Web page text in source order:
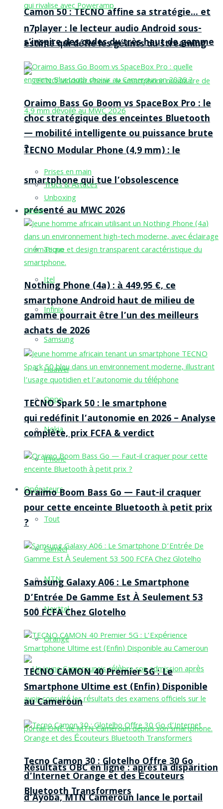
Camon 50 : TECNO affine sa stratégie… et
s’inspire des codes du très haut de gamme
TECNO Modular Phone (4,9 mm) : le
smartphone qui tue l’obsolescence
présenté au MWC 2026
Tecno
Itel
Infinix
Samsung
Huawei
Oppo
Nokia
iPhone
Opérateurs
Tout
Camtel
MTN
Nexttel
Orange
Résultats OBC en ligne : après la disparition
d’Ayoba, MTN Cameroun lance le portail
n7player : le lecteur audio Android sous-
estimé qui défie les géants du streaming
Oraimo Bass Go Boom vs SpaceBox Pro : le
choc stratégique des enceintes Bluetooth
— mobilité intelligente ou puissance brute
?
Prises en main
Trucs & Astuces
Unboxing
Revue
Nothing Phone (4a) : à 449,95 €, ce
smartphone Android haut de milieu de
gamme pourrait être l’un des meilleurs
achats de 2026
TECNO Spark 50 : le smartphone
qui redéfinit l’autonomie en 2026 – Analyse
complète, prix FCFA & verdict
Oraimo Boom Bass Go — Faut-il craquer
pour cette enceinte Bluetooth à petit prix
?
Samsung Galaxy A06 : Le Smartphone
D’Entrée De Gamme Est À Seulement 53
500 FCFA Chez Glotelho
TECNO CAMON 40 Premier 5G : Le
Smartphone Ultime est (Enfin) Disponible
au Cameroun
Tecno Camon 30 : Glotelho Offre 30 Go
d’Internet Orange et des Écouteurs
Bluetooth Transformers